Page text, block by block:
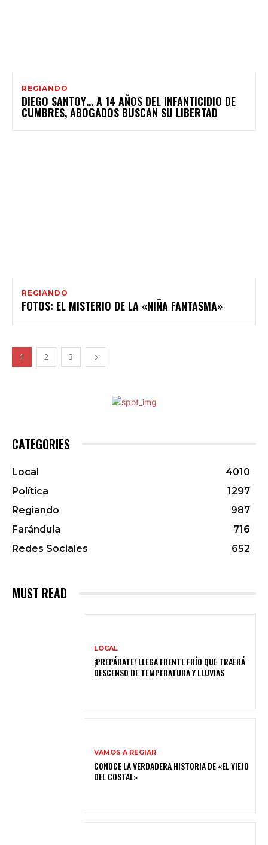
REGIANDO
DIEGO SANTOY… A 14 AÑOS DEL INFANTICIDIO DE
CUMBRES, ABOGADOS BUSCAN SU LIBERTAD
REGIANDO
FOTOS: EL MISTERIO DE LA «NIÑA FANTASMA»
1 2 3
CATEGORIES
Local
4010
Política
1297
Regiando
987
Farándula
716
Redes Sociales
652
MUST READ
LOCAL
¡PREPÁRATE! LLEGA FRENTE FRÍO QUE TRAERÁ
DESCENSO DE TEMPERATURA Y LLUVIAS
VAMOS A REGIAR
CONOCE LA VERDADERA HISTORIA DE «EL VIEJO
DEL COSTAL»